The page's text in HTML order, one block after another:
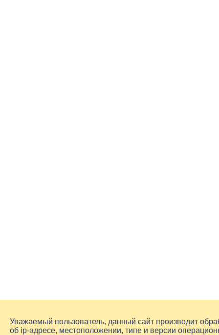
Уважаемый пользователь, данный сайт производит
об ip-адресе, местоположении, типе и версии